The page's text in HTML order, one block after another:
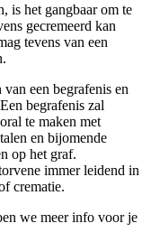
is het gangbaar om te
gecremeerd kan
tevens van een
een begrafenis en
begrafenis zal
te maken met
en bijomende
op het graf.
immer leidend in
crematie.
we meer info voor je